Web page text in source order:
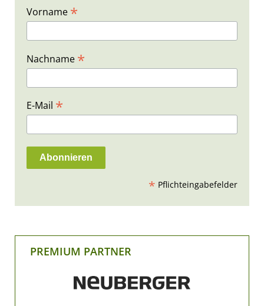
Vorname *
Nachname *
E-Mail *
* Pflichteingabefelder
PREMIUM PARTNER